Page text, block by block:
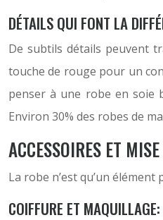
DÉTAILS QUI FONT LA
De subtils détails peuvent
touche de rouge pour un
penser à une robe en soie
Environ 30% des robes de
ACCESSOIRES ET
La robe n’est qu’un
COIFFURE ET